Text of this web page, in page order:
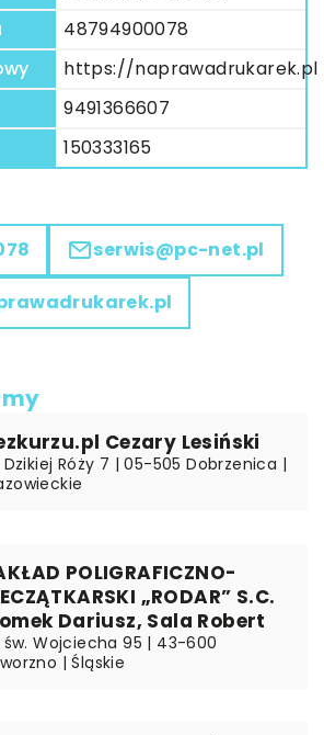
48794900078
https://naprawadrukarek.pl
9491366607
150333165
serwis@pc-net.pl
Cezary Lesiński
Dzikiej Róży 7 | 05-505 Dobrzenica |
POLIGRAFICZNO-
„RODAR” S.C.
Dariusz, Sala Robert
św. Wojciecha 95 | 43-600
| Śląskie